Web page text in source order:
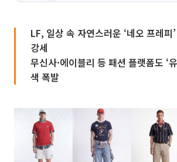
LF, 일상 속 자연스러운 ‘네오 프레피
강세
무신사·에이블리 등 패션 플랫폼도 ‘
색 폭발